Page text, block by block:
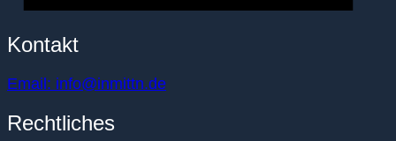
Kontakt
Email: info@inmittn.de
Rechtliches